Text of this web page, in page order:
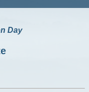
Day